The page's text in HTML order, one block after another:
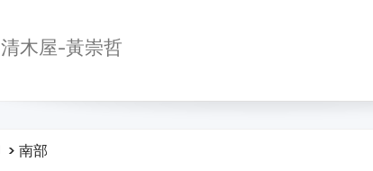
清木屋-黃崇哲
>南部